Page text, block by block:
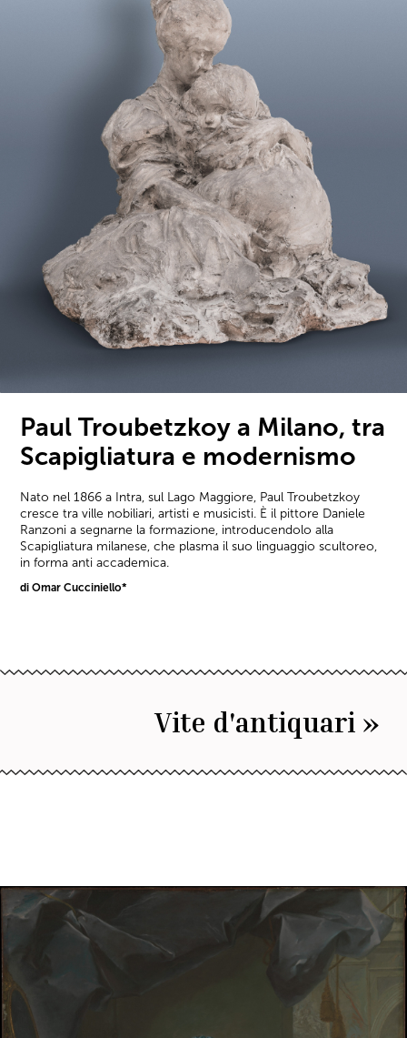
Paul Troubetzkoy a Milano, tra
Scapigliatura e modernismo
Nato nel 1866 a Intra, sul Lago Maggiore, Paul Troubetzkoy
cresce tra ville nobiliari, artisti e musicisti. È il pittore Daniele
Ranzoni a segnarne la formazione, introducendolo alla
Scapigliatura milanese, che plasma il suo linguaggio scultoreo,
in forma anti accademica.
di Omar Cucciniello*
Vite d'antiquari »